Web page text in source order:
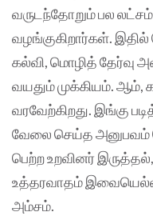
வருடந்தோறும் பல லட்சம்
வழங்குகிறார்கள். இதில்
கல்வி, மொழித் தேர்வு
வயதும் முக்கியம்.
வரவேற்கிறது. இங்கு
வேலை செய்த அனுபவம்
பெற்ற உறவினர்
உத்தரவாதம்
அம்சம்.